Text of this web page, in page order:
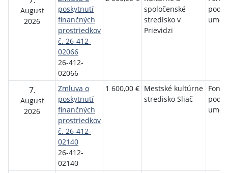
August
2026
poskytnutí
finančných
prostriedkov
č. 26-412-
02066
26-412-
02066
spoločenské
stredisko v
Prievidzi
7.
August
2026
Zmluva o
poskytnutí
finančných
prostriedkov
č. 26-412-
02140
26-412-
02140
1 600,00 € Mestské kultúrne
stredisko Sliač
Fond